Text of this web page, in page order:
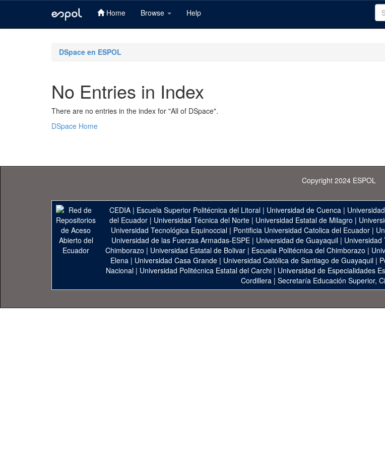
Home Browse Help
DSpace en ESPOL
No Entries in Index
There are no entries in the index for "All of DSpace".
DSpace Home
Copyright 2024 ESPOL
CEDIA | Escuela Superior Politécnica del Litoral | Universidad de Cuenca |
del Ecuador| Universidad Técnica del Norte| Universidad Estatal de Milagro |
Universidad Tecnológica Equinoccial| Pontificia Universidad Catolica del Ecuador|
Universidad de las Fuerzas Armadas-ESPE | Universidad de Guayaquil | Universidad
Chimborazo | Universidad Estatal de Bolivar| Escuela Politécnica del Chimborazo |
Elena | Universidad Casa Grande | Universidad Católica de Santiago de Guayaquil |
Nacional | Universidad Politécnica Estatal del Carchi | Universidad de Especialidades
Cordillera| Secretaría Educación Superior,